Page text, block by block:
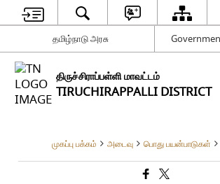
தமிழ்நாடு அரசு
திருச்சிராப்பள்ளி மாவட்டம்
TIRUCHIRAPPALLI DISTRICT
முகப்பு பக்கம் அடைவு பொது பயன்பாடுகள்